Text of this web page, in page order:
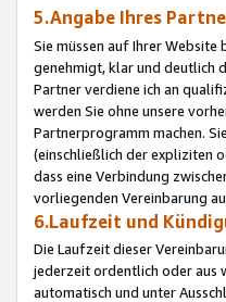
5.Angabe Ihres
Sie müssen auf Ihrer
genehmigt, klar und deutlich
Partner verdiene ich an
werden Sie ohne unsere
Partnerprogramm machen.
(einschließlich der expliziten
dass eine Verbindung
vorliegenden Vereinbarung
6.Laufzeit und
Die Laufzeit dieser
jederzeit ordentlich oder aus
automatisch und unter